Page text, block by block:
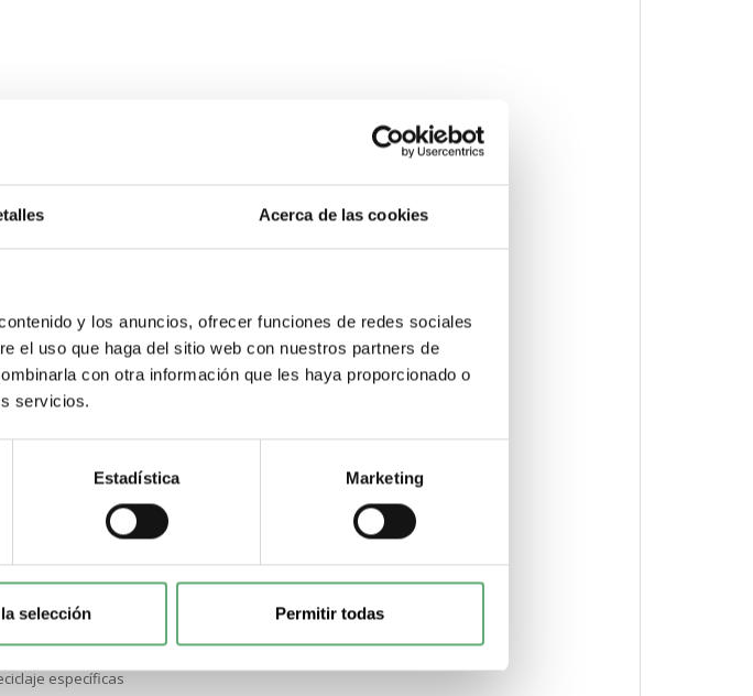
Acerca de las cookies
y los anuncios, ofrecer funciones de redes sociales
el uso que haga del sitio web con nuestros partners de
con otra información que les haya proporcionado o
servicios.
Estadística Marketing
selección Permitir todas
del alcance de la normativa RoHS UE) Declaración RoHS UE
proactiva de RoHS China (fuera del alcance legal de RoHS China)
específicas